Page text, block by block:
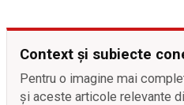
Context și subiecte
Pentru o imagine mai
și aceste articole relevante